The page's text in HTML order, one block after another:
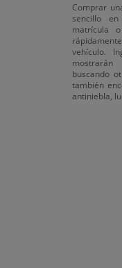
Comprar
sencillo
matrícula
vehículo.
buscando
también
antiniebla,